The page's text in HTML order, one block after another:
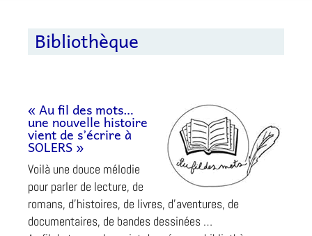
Bibliothèque
« Au fil des mots…
une nouvelle histoire
vient de s’écrire à
SOLERS »
Voilà une douce mélodie
pour parler de lecture, de
romans, d’histoires, de livres, d’aventures, de
documentaires, de bandes dessinées …